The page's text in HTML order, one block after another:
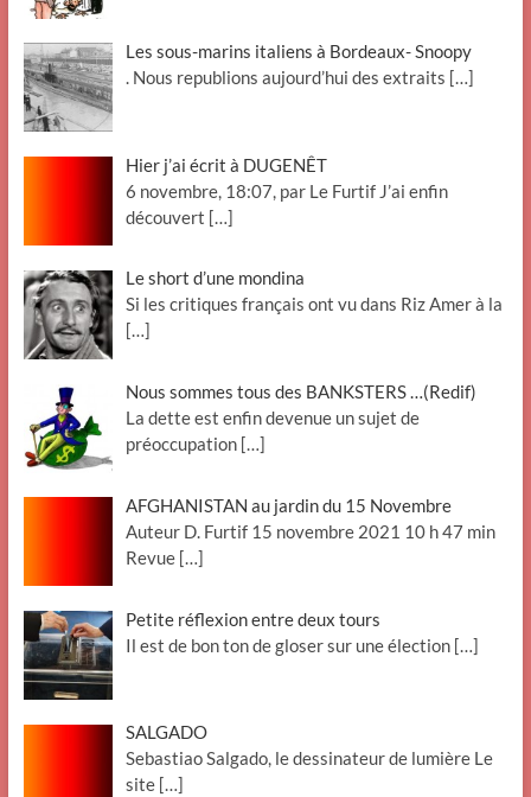
Les sous-marins italiens à Bordeaux- Snoopy
. Nous republions aujourd’hui des extraits […]
Hier j’ai écrit à DUGENÊT
6 novembre, 18:07, par Le Furtif J’ai enfin
découvert […]
Le short d’une mondina
Si les critiques français ont vu dans Riz Amer à la
[…]
Nous sommes tous des BANKSTERS …(Redif)
La dette est enfin devenue un sujet de
préoccupation […]
AFGHANISTAN au jardin du 15 Novembre
Auteur D. Furtif 15 novembre 2021 10 h 47 min
Revue […]
Petite réflexion entre deux tours
Il est de bon ton de gloser sur une élection […]
SALGADO
Sebastiao Salgado, le dessinateur de lumière Le
site […]